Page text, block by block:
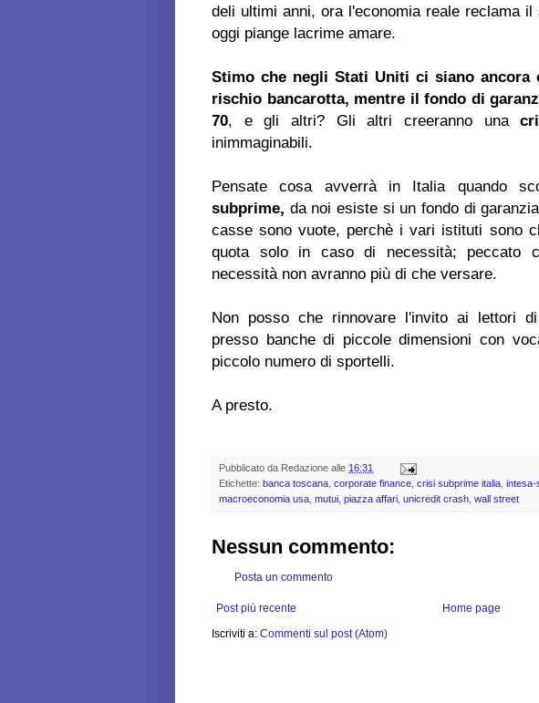
deli ultimi anni, ora l'economia reale reclama
oggi piange lacrime amare.
Stimo che negli Stati Uniti ci siano ancora
rischio bancarotta, mentre il fondo di
70, e gli altri? Gli altri creeranno una
inimmaginabili.
Pensate cosa avverrà in Italia quando
subprime, da noi esiste si un fondo di
casse sono vuote, perchè i vari istituti sono
quota solo in caso di necessità; peccato
necessità non avranno più di che versare.
Non posso che rinnovare l'invito ai lettori
presso banche di piccole dimensioni con
piccolo numero di sportelli.
A presto.
Pubblicato da Redazione alle 16:31
Etichette: banca toscana, corporate finance, crisi subprime italia, intesa-
macroeconomia usa, mutui, piazza affari, unicredit crash, wall street
Nessun commento:
Posta un commento
Post più recente
Home page
Iscriviti a: Commenti sul post (Atom)